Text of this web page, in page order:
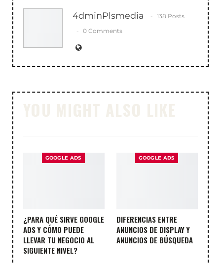
4dminPlsmedia
138 Posts
0 Comments
GOOGLE ADS
¿PARA QUÉ SIRVE GOOGLE
ADS Y CÓMO PUEDE
LLEVAR TU NEGOCIO AL
SIGUIENTE NIVEL?
GOOGLE ADS
DIFERENCIAS ENTRE
ANUNCIOS DE DISPLAY Y
ANUNCIOS DE BÚSQUEDA